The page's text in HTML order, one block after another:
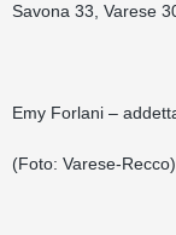
Savona 33, Varese
Emy Forlani –
(Foto: Varese-Recco)